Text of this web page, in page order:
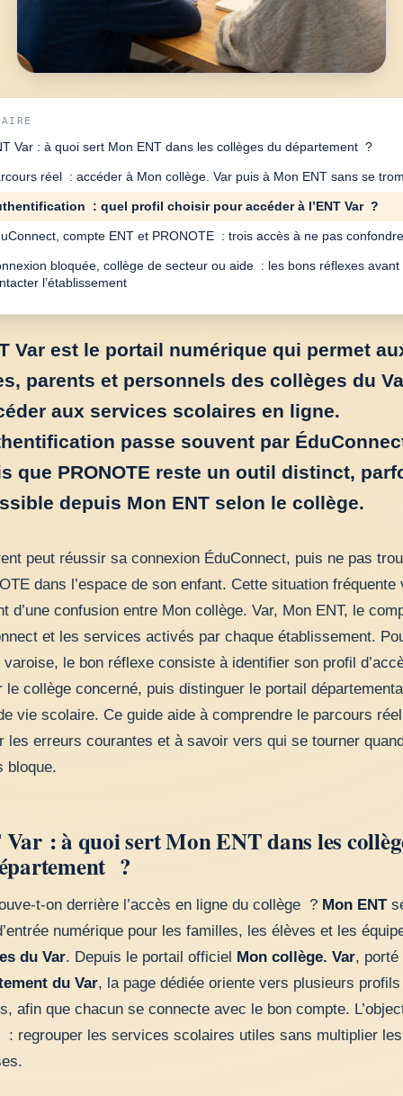
Var : à quoi sert Mon ENT dans les collèges du département ?
réel : accéder à Mon collège. Var puis à Mon ENT sans se
: quel profil choisir pour accéder à l’ENT Var ?
compte ENT et PRONOTE : trois accès à ne pas confondre
bloquée, collège de secteur ou aide : les bons réflexes avant
l’établissement
Var est le portail numérique qui permet
parents et personnels des collèges du
aux services scolaires en ligne.
passe souvent par
que PRONOTE reste un outil distinct,
depuis Mon ENT selon le collège.
peut réussir sa connexion ÉduConnect, puis ne pas
dans l’espace de son enfant. Cette situation fréquente
d’une confusion entre Mon collège. Var, Mon ENT, le
et les services activés par chaque établissement.
le bon réflexe consiste à identifier son profil
le collège concerné, puis distinguer le portail
vie scolaire. Ce guide aide à comprendre le parcours
les erreurs courantes et à savoir vers qui se tourner
bloque.
: à quoi sert Mon ENT dans les
?
t-on derrière l’accès en ligne du collège ? Mon ENT
numérique pour les familles, les élèves et les
du Var. Depuis le portail officiel Mon collège. Var, porté
du Var, la page dédiée oriente vers plusieurs profils
afin que chacun se connecte avec le bon compte.
: regrouper les services scolaires utiles sans multiplier les